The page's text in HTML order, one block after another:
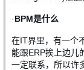
·BPM是什么
在IT界里，有一个
能跟ERP挨上边儿
一定联系，所以许